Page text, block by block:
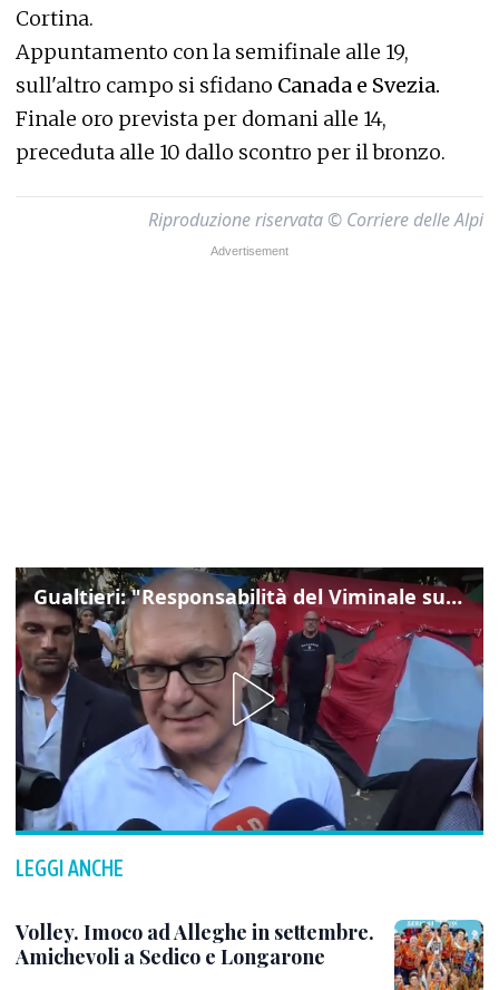
Cortina.
Appuntamento con la semifinale alle 19,
sull'altro campo si sfidano Canada e Svezia.
Finale oro prevista per domani alle 14,
preceduta alle 10 dallo scontro per il bronzo.
Riproduzione riservata © Corriere delle Alpi
Gualtieri: "Responsabilità del Viminale su Spin Time? La posizione dei partiti è nota"
LEGGI ANCHE
Volley. Imoco ad Alleghe in settembre.
Amichevoli a Sedico e Longarone